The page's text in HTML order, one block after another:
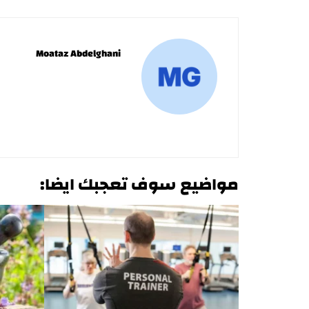
Moataz Abdelghani
مواضيع سوف تعجبك ايضا: